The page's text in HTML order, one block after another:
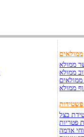
ממולאים
ממולא
ממולא
ממולא
פשטידות
בצל
פטריות
אדמה